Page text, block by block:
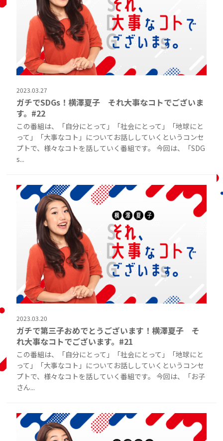
2023.03.27
ガチでSDGs！横澤夏子 それ大事なコトでございま
す。#22
この番組は、「自分にとって」「社会にとって」「地球にと
って」「大事なコト」についてお話ししていくというコンセ
プトで、様々なコトを話していく番組です。 今回は、「SDG
s...
2023.03.20
ガチで第三子おめでとうございます！横澤夏子 そ
れ大事なコトでございます。#21
この番組は、「自分にとって」「社会にとって」「地球にと
って」「大事なコト」についてお話ししていくというコンセ
プトで、様々なコトを話していく番組です。 今回は、「お子
さん...